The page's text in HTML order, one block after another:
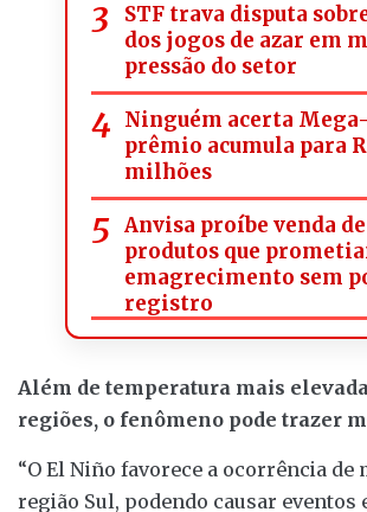
STF trava disputa
dos jogos de azar em
pressão do setor
Ninguém acerta
prêmio acumula para
milhões
Anvisa proíbe venda de
produtos que
emagrecimento sem
registro
Além de temperatura mais
regiões, o fenômeno pode trazer
“O El Niño favorece a ocorrência de
região Sul, podendo causar eventos